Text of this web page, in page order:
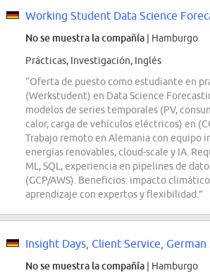
Working Student Data Science
No se muestra la compañía | Hamburgo
Prácticas, Investigación, Inglés
“Oferta de puesto como estudiante en
(Werkstudent) en Data Science
modelos de series temporales (PV,
calor, carga de vehículos eléctricos) en
Trabajo remoto en Alemania con equipo
energías renovables, cloud-scale y IA.
ML, SQL, experiencia en pipelines de
(GCP/AWS). Beneficios: impacto
aprendizaje con expertos y flexibilidad.”
Insight Days, Client Service, German
No se muestra la compañía | Hamburgo